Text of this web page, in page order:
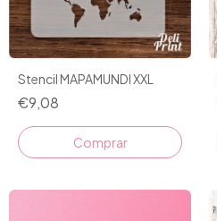
Stencil MAPAMUNDI XXL
€9,08